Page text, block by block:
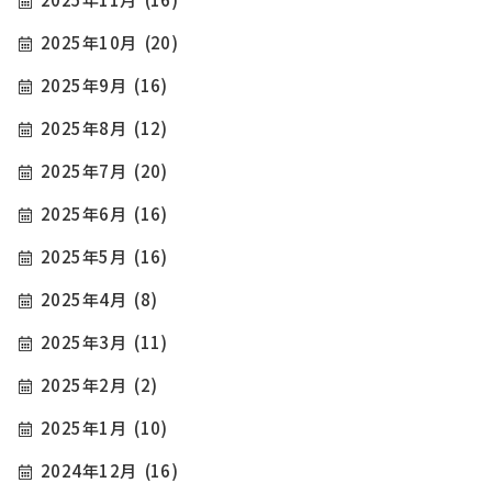
2025年10月 (20)
2025年9月 (16)
2025年8月 (12)
2025年7月 (20)
2025年6月 (16)
2025年5月 (16)
2025年4月 (8)
2025年3月 (11)
2025年2月 (2)
2025年1月 (10)
2024年12月 (16)